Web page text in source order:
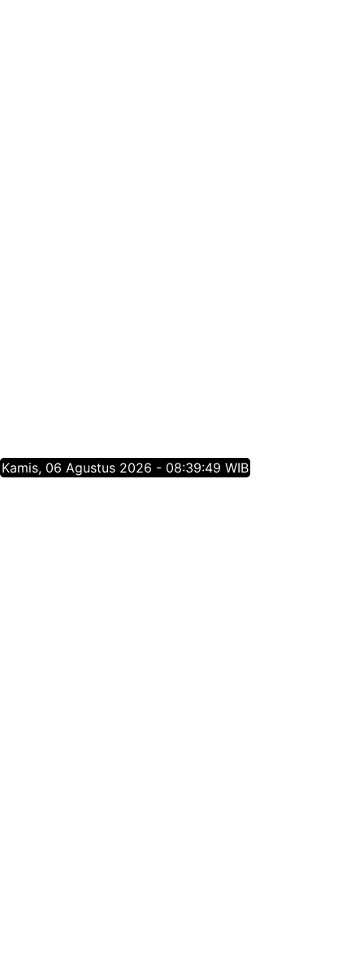
Kamis, 06 Agustus 2026 - 08:39:49 WIB